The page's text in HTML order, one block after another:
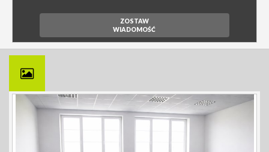
ZOSTAW
WIADOMOŚĆ